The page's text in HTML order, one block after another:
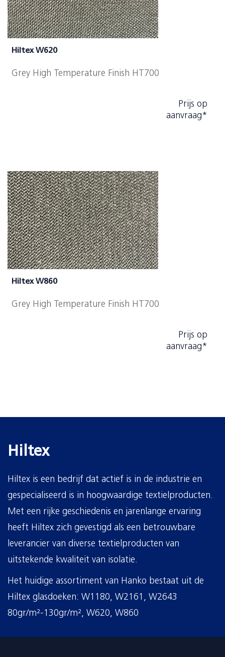
Hiltex W620
Grey High Temperature Finish HT700
Prijs op
aanvraag*
Hiltex W860
Grey High Temperature Finish HT700
Prijs op
aanvraag*
Hiltex
Hiltex is een bedrijf dat actief is in de industrie en
gespecialiseerd is in hoogwaardige textielproducten.
Met een rijke geschiedenis en jarenlange ervaring
heeft Hiltex zich gevestigd als een betrouwbare
leverancier van diverse textielproducten van
uitstekende kwaliteit van isolatie.
Het huidige assortiment van Hanko bestaat uit de
Hiltex glasdoeken: W1180, W2161, W2643
80gr/m²-130gr/m², W620, W860